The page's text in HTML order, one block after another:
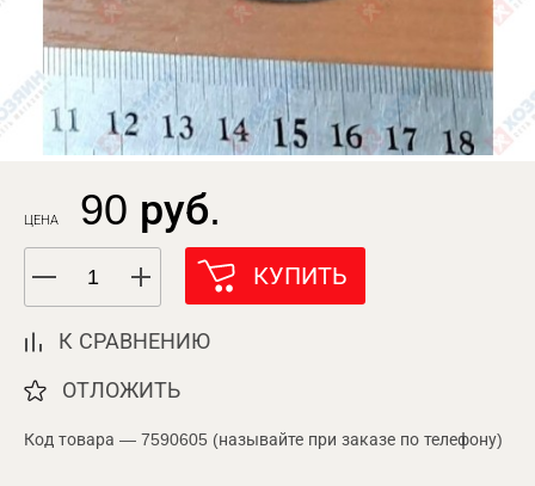
ЦЕНА 90 руб.
КУПИТЬ
К СРАВНЕНИЮ
ОТЛОЖИТЬ
Код товара — 7590605 (называйте при заказе по телефону)